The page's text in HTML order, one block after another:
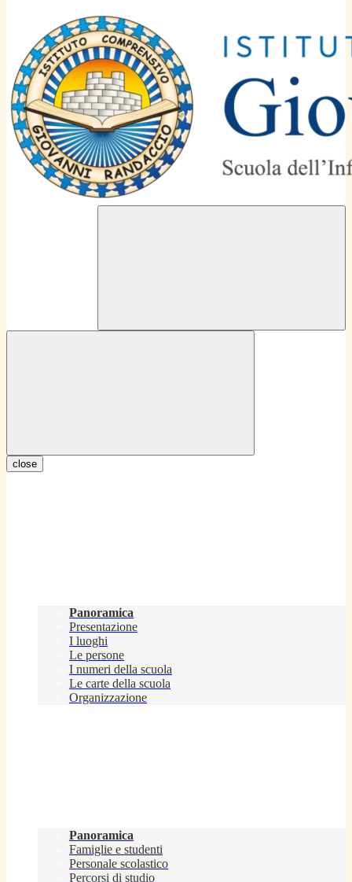
close
Panoramica
Presentazione
I luoghi
Le persone
I numeri della scuola
Le carte della scuola
Organizzazione
Panoramica
Famiglie e studenti
Personale scolastico
Percorsi di studio